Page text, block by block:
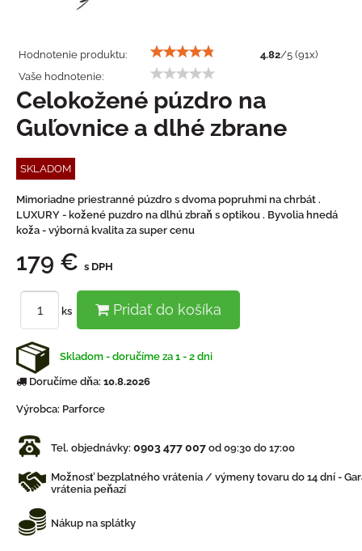
Hodnotenie produktu: 4.82/5 (91x)
Vaše hodnotenie:
Celokožené púzdro na
Guľovnice a dlhé zbrane
SKLADOM
Mimoriadne priestranné púzdro s dvoma popruhmi na chrbát .
LUXURY - kožené puzdro na dlhú zbraň s optikou . Byvolia hnedá
koža - výborná kvalita za super cenu
179 € s DPH
ks Pridať do košíka
Skladom - doručíme za 1 - 2 dni
Doručíme dňa: 10.8.2026
Výrobca: Parforce
Tel. objednávky: 0903 477 007 od 09:30 do 17:00
Možnosť bezplatného vrátenia / výmeny tovaru do 14 dní -
vrátenia peňazí
Nákup na splátky